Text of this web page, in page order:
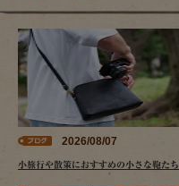
2026/08/07
小旅行や散策におすすめの小さな鞄たち